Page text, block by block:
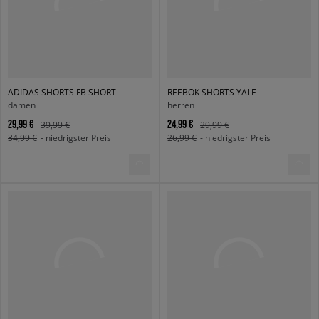
ADIDAS SHORTS FB SHORT
damen
29,99 €
39,99 €
34,99 € - niedrigster Preis
REEBOK SHORTS YALE
herren
24,99 €
29,99 €
26,99 € - niedrigster Preis